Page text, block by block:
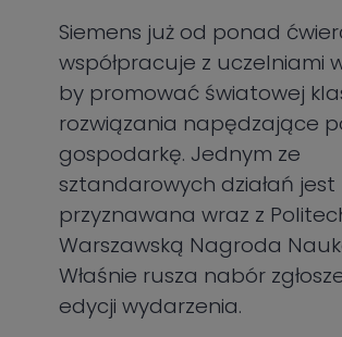
Siemens już od ponad
współpracuje z uczelniami
by promować światowej
rozwiązania napędzające
gospodarkę. Jednym ze
sztandarowych działań jest
przyznawana wraz z
Warszawską Nagroda
Właśnie rusza nabór
edycji wydarzenia.